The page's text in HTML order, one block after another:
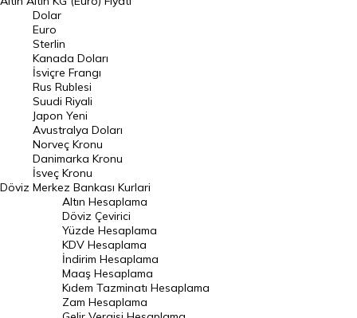
Euro Kuru
Pound Kuru
Frank Kuru
Riyal Kuru
Avustralya Doları
Danimarka Kronu Kuru
Kanada Doları Kuru
Norveç Kronu Kuru
İsveç Kronu Kuru
Japon Yeni Kuru
Serbest Piyasa Döviz Kurları
Merkez Bankası Döviz Kurları
Döviz
Dolar
Euro
Sterlin
Kanada Doları
İsviçre Frangı
Rus Rublesi
Suudi Riyali
Japon Yeni
Avustralya Doları
Norveç Kronu
Danimarka Kronu
İsveç Kronu
Merkez Bankası Kurlari
Altın Hesaplama
Döviz Çevirici
Yüzde Hesaplama
KDV Hesaplama
İndirim Hesaplama
Maaş Hesaplama
Kıdem Tazminatı Hesaplama
Zam Hesaplama